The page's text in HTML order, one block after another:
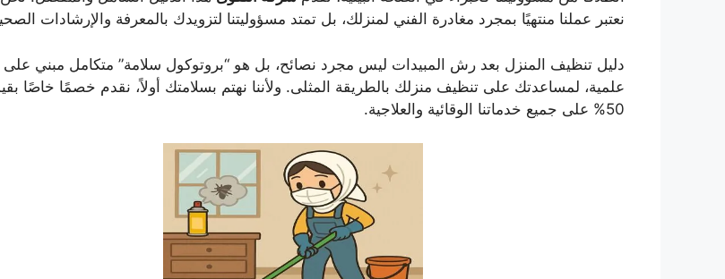
نعتبر عملنا منتهيًا بمجرد مغادرة الفني لمنزلك، بل تمتد مسؤوليتنا لتزويدك بالمعرفة والإرشادات
دليل تنظيف المنزل بعد رش المبيدات ليس مجرد نصائح، بل هو “بروتوكول سلامة” متكامل مبني
علمية، لمساعدتك على تنظيف منزلك بالطريقة المثلى. ولأننا نهتم بسلامتك أولاً، نقدم خصمًا خاصًا
50% على جميع خدماتنا الوقائية والعلاجية.